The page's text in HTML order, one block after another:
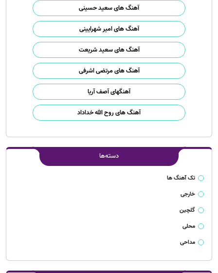
آهنگ های سعید حسینی
آهنگ های امیر شهرایینی
آهنگ های سعید شریعت
آهنگ های مرتضی اشرفی
آهنگهای آصف آریا
آهنگ های روح الله خداداد
دسته‌ها
تک آهنگ ها
خارجی
گلچین
محلی
مداحی